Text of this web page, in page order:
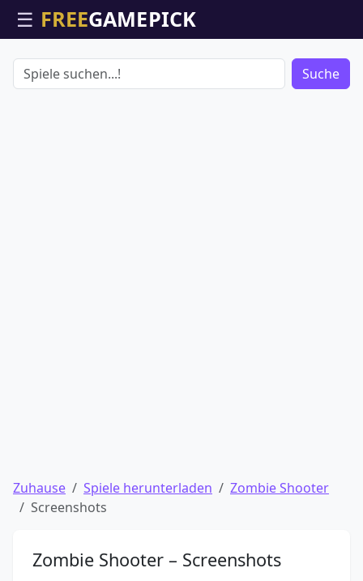
☰
Suche
Zuhause Spiele herunterladen
Zombie Shooter
Screenshots
Zombie Shooter – Screenshots